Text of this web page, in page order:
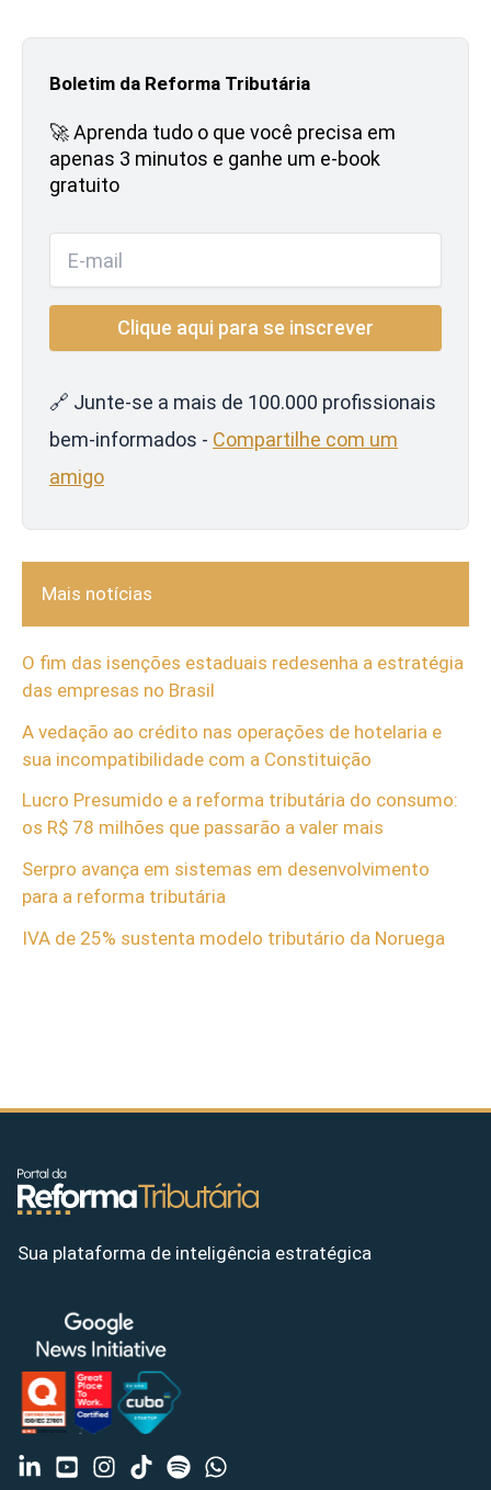
Boletim da Reforma Tributária
🚀 Aprenda tudo o que você precisa em
apenas 3 minutos e ganhe um e-book
gratuito
🔗 Junte-se a mais de 100.000 profissionais
bem-informados - Compartilhe com um
amigo
Mais notícias
O fim das isenções estaduais redesenha a estratégia
das empresas no Brasil
A vedação ao crédito nas operações de hotelaria e
sua incompatibilidade com a Constituição
Lucro Presumido e a reforma tributária do consumo:
os R$ 78 milhões que passarão a valer mais
Serpro avança em sistemas em desenvolvimento
para a reforma tributária
IVA de 25% sustenta modelo tributário da Noruega
Sua plataforma de inteligência estratégica